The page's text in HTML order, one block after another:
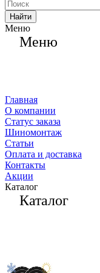
Найти
Меню
Меню
Главная
О компании
Статус заказа
Шиномонтаж
Статьи
Оплата и доставка
Контакты
Акции
Каталог
Каталог